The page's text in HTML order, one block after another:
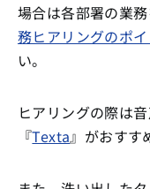
場合は各部署の業
務ヒアリングのポ
い。
ヒアリングの際は
『Texta』がおすす